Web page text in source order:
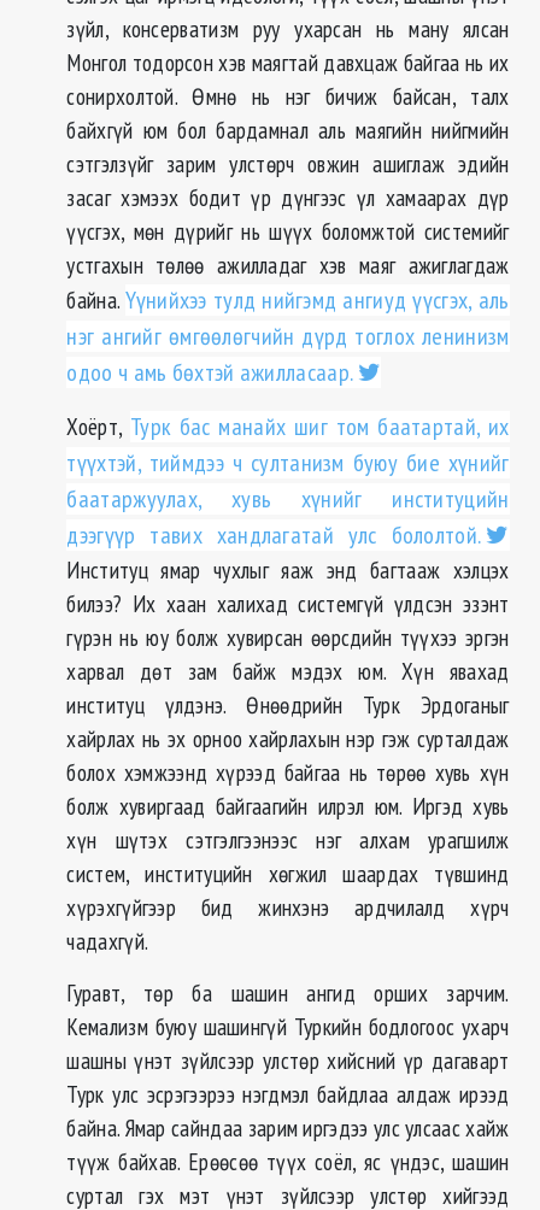
зүйл, консерватизм руу ухарсан нь ману ялсан
Монгол тодорсон хэв маягтай давхцаж байгаа нь их
сонирхолтой. Өмнө нь нэг бичиж байсан, талх
байхгүй юм бол бардамнал аль маягийн нийгмийн
сэтгэлзүйг зарим улстөрч овжин ашиглаж эдийн
засаг хэмээх бодит үр дүнгээс үл хамаарах дүр
үүсгэх, мөн дүрийг нь шүүх боломжтой системийг
устгахын төлөө ажилладаг хэв маяг ажиглагдаж
байна.Үүнийхээ тулд нийгэмд ангиуд үүсгэх, аль
нэг ангийг өмгөөлөгчийн дүрд тоглох ленинизм
одоо ч амь бөхтэй ажилласаар.
Хоёрт, Турк бас манайх шиг том баатартай, их
түүхтэй, тиймдээ ч султанизм буюу бие хүнийг
баатаржуулах, хувь хүнийг институцийн
дээгүүр тавих хандлагатай улс бололтой.
Институц ямар чухлыг яаж энд багтааж хэлцэх
билээ? Их хаан халихад системгүй үлдсэн эзэнт
гүрэн нь юу болж хувирсан өөрсдийн түүхээ эргэн
харвал дөт зам байж мэдэх юм. Хүн явахад
институц үлдэнэ. Өнөөдрийн Турк Эрдоганыг
хайрлах нь эх орноо хайрлахын нэр гэж сурталдаж
болох хэмжээнд хүрээд байгаа нь төрөө хувь хүн
болж хувиргаад байгаагийн илрэл юм. Иргэд хувь
хүн шүтэх сэтгэлгээнээс нэг алхам урагшилж
систем, институцийн хөгжил шаардах түвшинд
хүрэхгүйгээр бид жинхэнэ ардчилалд хүрч
чадахгүй.
Гуравт, төр ба шашин ангид орших зарчим.
Кемализм буюу шашингүй Туркийн бодлогоос ухарч
шашны үнэт зүйлсээр улстөр хийсний үр дагаварт
Турк улс эсрэгээрээ нэгдмэл байдлаа алдаж ирээд
байна. Ямар сайндаа зарим иргэдээ улс улсаас хайж
түүж байхав. Ерөөсөө түүх соёл, яс үндэс, шашин
суртал гэх мэт үнэт зүйлсээр улстөр хийгээд